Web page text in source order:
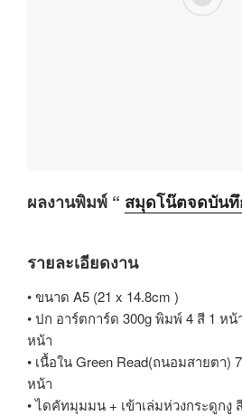
ผลงานพิมพ์ “ สมุดโน๊ตจดบัน
รายละเอียดงาน
• ขนาด A5 (21 x 14.8cm )
• ปก อาร์ตการ์ด 300g พิมพ์ 4 สี 1 หน้
หน้า
• เนื้อใน Green Read(ถนอมสายตา)
หน้า
• ไดคัทมุมมน + เข้าเล่มห่วงกระดูกงู